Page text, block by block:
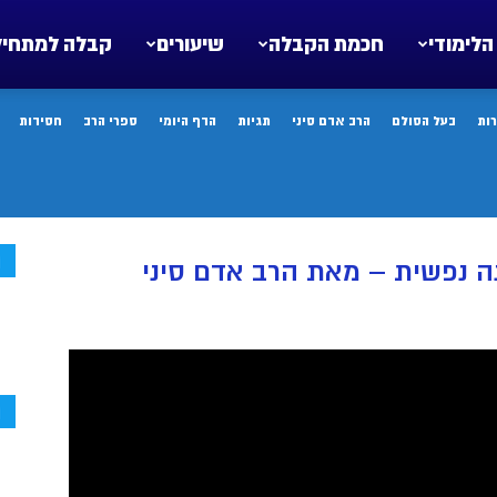
קבלה שיעורים חכמת הקבלה
בעל הסולם הרב אדם סיני תגיות הדף היומי ספרי הרב חסידות
נפשית – מאת הרב אדם סיני